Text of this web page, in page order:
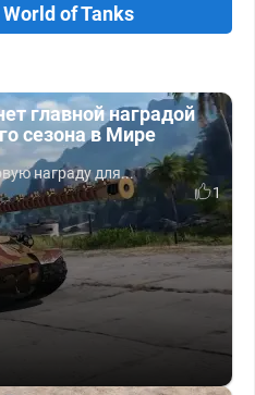
of Tanks
главной наградой
сезона в Мире
награду для...
1